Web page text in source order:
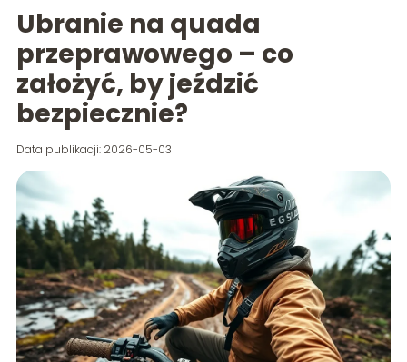
– co założyć,
by jeździć
bezpiecznie?
Ubranie na quada
przeprawowego – co
założyć, by jeździć
bezpiecznie?
Data publikacji: 2026-05-03